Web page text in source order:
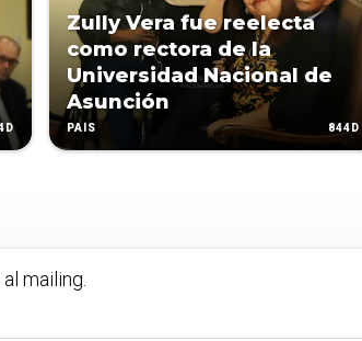
Zully Vera fue reelecta
como rectora de la
Universidad Nacional de
Asunción
PAÍS 844D
mailing.